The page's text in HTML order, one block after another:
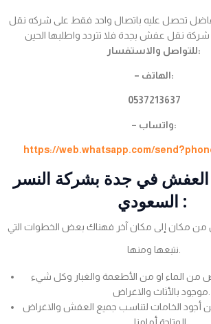
تحصل عليه باتصال واحد فقط على شركه نقل
للتواصل والاستفسار:
– الهاتف:
0537213637
– واتساب:
https://web.whatsapp.com/
في جدة بشركة النسر
السعودي :
من مكان إلى مكان آخر فهناك بعض الخطوات التي
من الماء او من الأطعمة والغبار وكل شيء
أجود الخامات لتناسب جميع العفش والاغراض